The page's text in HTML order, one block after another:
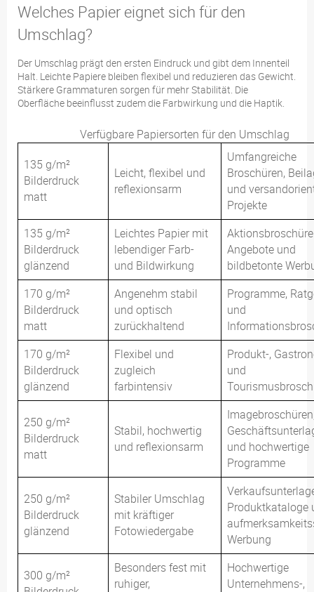
Welches Papier eignet sich für den
Umschlag?
Der Umschlag prägt den ersten Eindruck und gibt dem Innenteil
Halt. Leichte Papiere bleiben flexibel und reduzieren das Gewicht.
Stärkere Grammaturen sorgen für mehr Stabilität. Die
Oberfläche beeinflusst zudem die Farbwirkung und die Haptik.
Verfügbare Papiersorten für den Umschlag
135 g/m²
Bilderdruck
matt
Leicht, flexibel und
reflexionsarm
Umfangreiche
Broschüren,
und
Projekte
135 g/m²
Bilderdruck
glänzend
Leichtes Papier mit
lebendiger Farb-
und Bildwirkung
Angebote und
bildbetonte
170 g/m²
Bilderdruck
matt
Angenehm stabil
und optisch
zurückhaltend
Programme,
und
170 g/m²
Bilderdruck
glänzend
Flexibel und
zugleich
farbintensiv
Produkt-,
und
250 g/m²
Bilderdruck
matt
Stabil, hochwertig
und reflexionsarm
und hochwertige
Programme
250 g/m²
Bilderdruck
glänzend
Stabiler Umschlag
mit kräftiger
Fotowiedergabe
Produktkataloge
Werbung
300 g/m²
Besonders fest mit
ruhiger,
Hochwertige
Unternehmens-,